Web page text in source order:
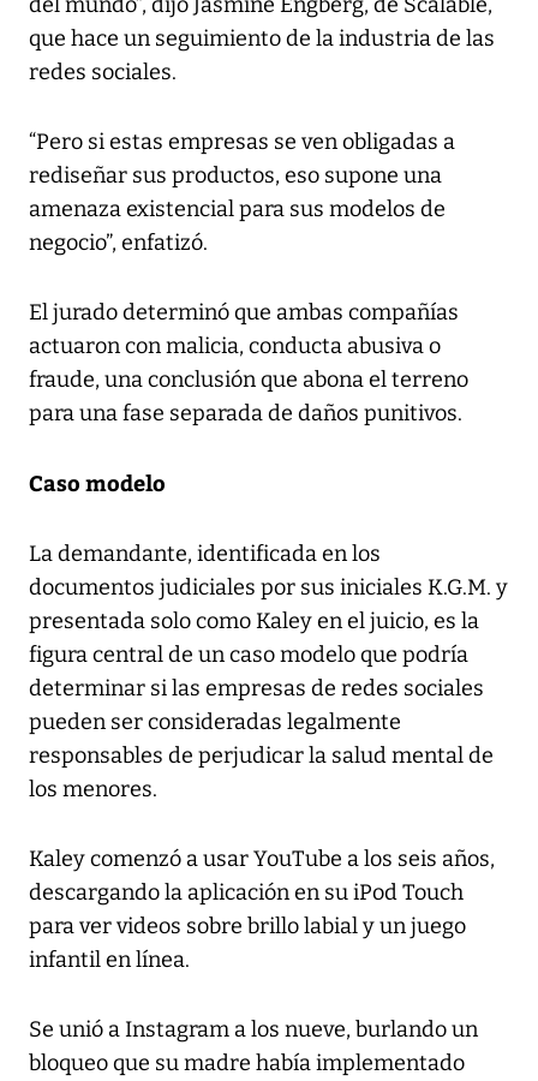
que hace un seguimiento de la industria de las
redes sociales.
“Pero si estas empresas se ven obligadas a
rediseñar sus productos, eso supone una
amenaza existencial para sus modelos de
negocio”, enfatizó.
El jurado determinó que ambas compañías
actuaron con malicia, conducta abusiva o
fraude, una conclusión que abona el terreno
para una fase separada de daños punitivos.
Caso modelo
La demandante, identificada en los
documentos judiciales por sus iniciales K.G.M. y
presentada solo como Kaley en el juicio, es la
figura central de un caso modelo que podría
determinar si las empresas de redes sociales
pueden ser consideradas legalmente
responsables de perjudicar la salud mental de
los menores.
Kaley comenzó a usar YouTube a los seis años,
descargando la aplicación en su iPod Touch
para ver videos sobre brillo labial y un juego
infantil en línea.
Se unió a Instagram a los nueve, burlando un
bloqueo que su madre había implementado